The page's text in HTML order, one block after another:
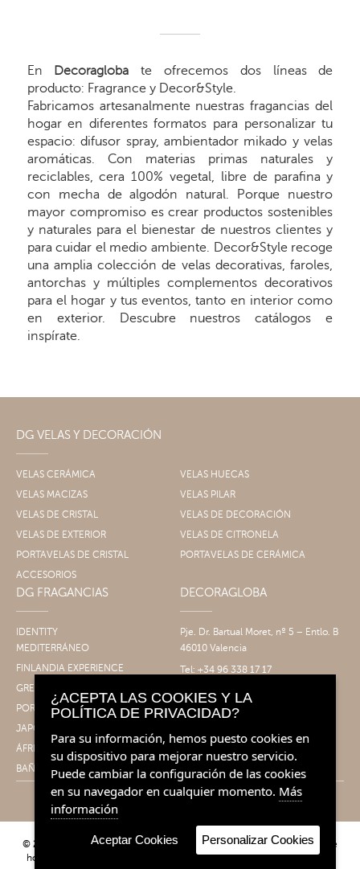
En Decoragloba te ofrecemos dos líneas de
producto: Fragrance y Decor&Style.
Fabricamos artesanalmente nuestras fragancias del
hogar en diferentes formatos para personalizar tu
espacio: difusor spray, ambientador mikado y velas
aromáticas. Con materias primas naturales y
reciclables, cera 100% vegetal, libre de parafina y
con mecha de algodón natural. Porque nuestro
mayor compromiso es crear productos sostenibles
y naturales para el bienestar de nuestros clientes y
para cuidar el medio ambiente. Decor&Style recoge
una amplia colección de velas decorativas, faroles,
antorchas y múltiples complementos decorativos
para el hogar y tus eventos, tanto en interior como
en exterior. Descubre nuestros catálogos e
inspírate.
DG VELAS Y DECORACIÓN
VELAS CERÁMICA
VELAS HUECAS
VELAS MACIZAS
VELAS PILAR
VELAS DE CRISTAL
VELAS DE DECORACIÓN
VELAS DE EXTERIOR
VELAS DE CITRONELA
PORTAVELAS DE CRISTAL
PORTAVELAS DE CERÁMICA
ACCESORIOS
DG FRAGANCIAS
IDENTITY
MEDITERRÁNEO
FINLANDIA EXPERIENCE
GRECIA EXPERIENCE
PORTUGAL EXPERIENCE
JAPÓN EXPERIENCE
ÁFRICA EXPERIENCE
BAÑO&CUERPO
DECORAGLOBA
Pje. Dr. Bartual Moret, nº 5 – Entlo. B
46010 Valencia
Tel: +34 96 338 17 17
info@decoragloba.com
© 2026 Decoragloba - Velas para profesionales y eventos | Fragancias de
hogar. Todos los derechos reservados.
Condiciones de venta |
Aviso
¿ACEPTA LAS COOKIES Y LA
POLÍTICA DE PRIVACIDAD?
Para su información, hemos puesto cookies en
su dispositivo para mejorar nuestro servicio.
Puede cambiar la configuración de las cookies
en su navegador en cualquier momento. Más
información
Aceptar Cookies Personalizar Cookies